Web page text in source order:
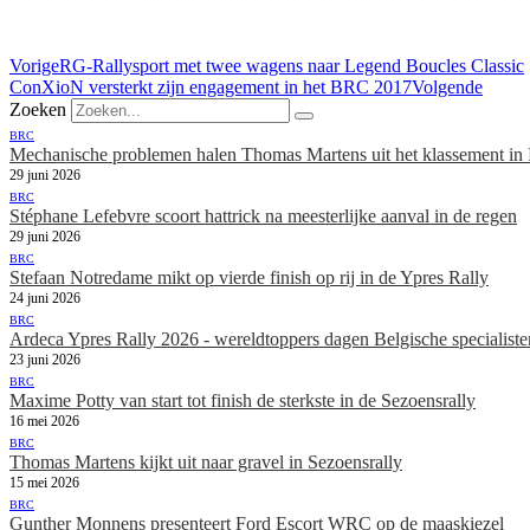
VorigeRG-Rallysport met twee wagens naar Legend Boucles Classic
ConXioN versterkt zijn engagement in het BRC 2017Volgende
Zoeken
BRC
Mechanische problemen halen Thomas Martens uit het klassement in
29 juni 2026
BRC
Stéphane Lefebvre scoort hattrick na meesterlijke aanval in de regen
29 juni 2026
BRC
Stefaan Notredame mikt op vierde finish op rij in de Ypres Rally
24 juni 2026
BRC
Ardeca Ypres Rally 2026 - wereldtoppers dagen Belgische
23 juni 2026
BRC
Maxime Potty van start tot finish de sterkste in de Sezoensrally
16 mei 2026
BRC
Thomas Martens kijkt uit naar gravel in Sezoensrally
15 mei 2026
BRC
Gunther Monnens presenteert Ford Escort WRC op de maaskiezel